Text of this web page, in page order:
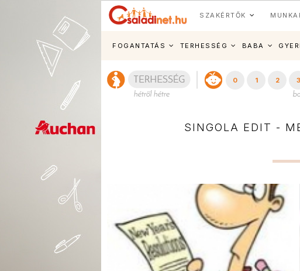
SZAKÉRTŐK
FOGANTATÁS TERHESSÉG BABA
0 1 2 3
SINGOLA EDIT -